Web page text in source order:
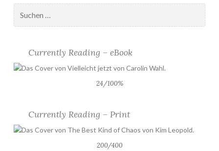
nach:
Currently Reading – eBook
24/100%
Currently Reading – Print
200/400